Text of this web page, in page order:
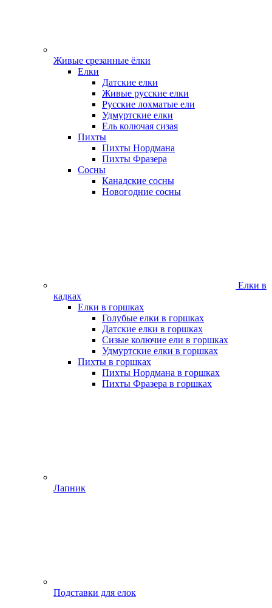
Живые срезанные ёлки
Елки
Датские елки
Живые русские елки
Русские лохматые ели
Удмуртские елки
Ель колючая сизая
Пихты
Пихты Нордмана
Пихты Фразера
Сосны
Канадские сосны
Новогодние сосны
Елки в
кадках
Елки в горшках
Голубые елки в горшках
Датские елки в горшках
Сизые колючие ели в горшках
Удмуртские елки в горшках
Пихты в горшках
Пихты Нордмана в горшках
Пихты Фразера в горшках
Лапник
Подставки для елок